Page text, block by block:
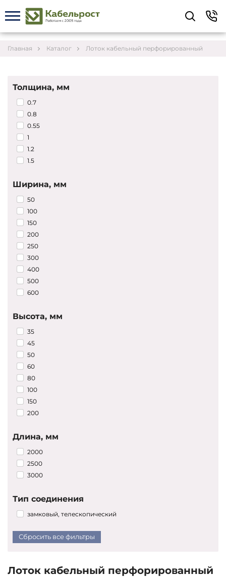
Главная Каталог Лоток кабельный перфорированный
Толщина, мм
0.7
0.8
0.55
1
1.2
1.5
Ширина, мм
50
100
150
200
250
300
400
500
600
Высота, мм
35
45
50
60
80
100
150
200
Длина, мм
2000
2500
3000
Тип соединения
замковый, телескопический
Сбросить все фильтры
Лоток кабельный перфорированный
Укажите контакты для связи и требования к
заказу – предложим лучшие варианты по цене,
согласуем сроки и подберём доставку.
Соглашаюсь на обработку персональных данных